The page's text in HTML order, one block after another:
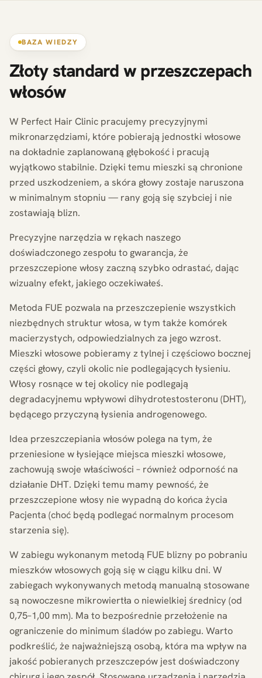
BAZA WIEDZY
Złoty standard w przeszczepach
włosów
W Perfect Hair Clinic pracujemy precyzyjnymi
mikronarzędziami, które pobierają jednostki włosowe
na dokładnie zaplanowaną głębokość i pracują
wyjątkowo stabilnie. Dzięki temu mieszki są chronione
przed uszkodzeniem, a skóra głowy zostaje naruszona
w minimalnym stopniu — rany goją się szybciej i nie
zostawiają blizn.
Precyzyjne narzędzia w rękach naszego
doświadczonego zespołu to gwarancja, że
przeszczepione włosy zaczną szybko odrastać, dając
wizualny efekt, jakiego oczekiwałeś.
Metoda FUE pozwala na przeszczepienie wszystkich
niezbędnych struktur włosa, w tym także komórek
macierzystych, odpowiedzialnych za jego wzrost.
Mieszki włosowe pobieramy z tylnej i częściowo bocznej
części głowy, czyli okolic nie podlegających łysieniu.
Włosy rosnące w tej okolicy nie podlegają
degradacyjnemu wpływowi dihydrotestosteronu (DHT),
będącego przyczyną łysienia androgenowego.
Idea przeszczepiania włosów polega na tym, że
przeniesione w łysiejące miejsca mieszki włosowe,
zachowują swoje właściwości – również odporność na
działanie DHT. Dzięki temu mamy pewność, że
przeszczepione włosy nie wypadną do końca życia
Pacjenta (choć będą podlegać normalnym procesom
starzenia się).
W zabiegu wykonanym metodą FUE blizny po pobraniu
mieszków włosowych goją się w ciągu kilku dni. W
zabiegach wykonywanych metodą manualną stosowane
są nowoczesne mikrowiertła o niewielkiej średnicy (od
0,75–1,00 mm). Ma to bezpośrednie przełożenie na
ograniczenie do minimum śladów po zabiegu. Warto
podkreślić, że najważniejszą osobą, która ma wpływ na
jakość pobieranych przeszczepów jest doświadczony